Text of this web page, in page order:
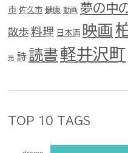
市 佐久市 健康 動画 夢の中
散歩 料理 日本酒 映画
光 詩 読書軽井沢町
TOP 10 TAGS